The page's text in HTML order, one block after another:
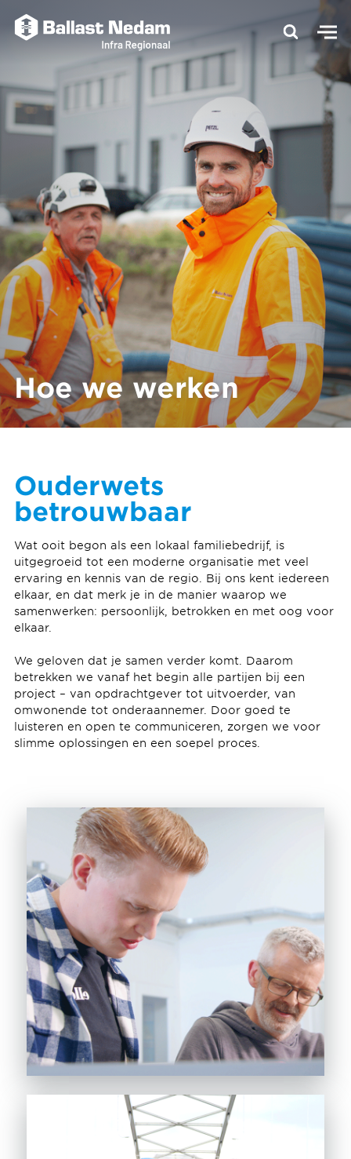
Hoe we werken
Ouderwets
betrouwbaar
Wat ooit begon als een lokaal familiebedrijf, is
uitgegroeid tot een moderne organisatie met veel
ervaring en kennis van de regio. Bij ons kent iedereen
elkaar, en dat merk je in de manier waarop we
samenwerken: persoonlijk, betrokken en met oog voor
elkaar.
We geloven dat je samen verder komt. Daarom
betrekken we vanaf het begin alle partijen bij een
project – van opdrachtgever tot uitvoerder, van
omwonende tot onderaannemer. Door goed te
luisteren en open te communiceren, zorgen we voor
slimme oplossingen en een soepel proces.